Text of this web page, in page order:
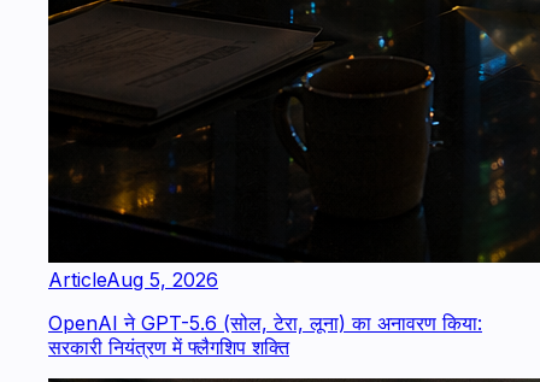
ArticleAug 5, 2026
OpenAI ने GPT-5.6 (सोल, टेरा, लूना) का अनावरण किया:
सरकारी नियंत्रण में फ्लैगशिप शक्ति